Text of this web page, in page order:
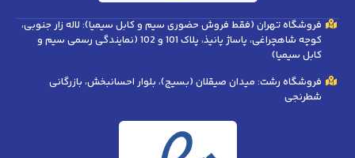
فروشگاه تهران (فقط فروش حضوری سیم و کابل سیمیا): لاله زار جنوبی،
کوچه شاهچراغی، پاساژ پانیذ، پلاک 101 و 102 (نمایندگی رسمی سیم و
کابل سیمیا)
فروشگاه رشت: میدان صیقلان (بسیج)، بلوار احسانبخش، بازرگانی
شطرنجی